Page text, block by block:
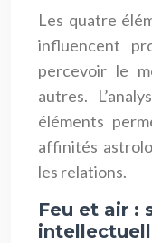
Les quatre
influencent
percevoir le
autres.
éléments
affinités
les relations.
Feu et air :